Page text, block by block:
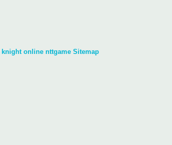
knight online nttgame Sitemap